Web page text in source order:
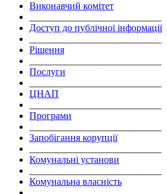
Виконавчий комітет
Доступ до публічної інформації
Рішення
Послуги
ЦНАП
Програми
Запобігання корупції
Комунальні установи
Комунальна власність